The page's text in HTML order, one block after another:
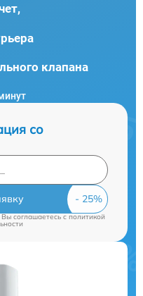
клапана
со
Вы соглашаетесь cполитикой